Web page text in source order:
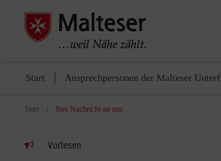
Start Ansprechpersonen der Malteser
Start Ihre Nachricht an uns
Vorlesen